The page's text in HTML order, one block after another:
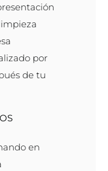
por
de tu
en